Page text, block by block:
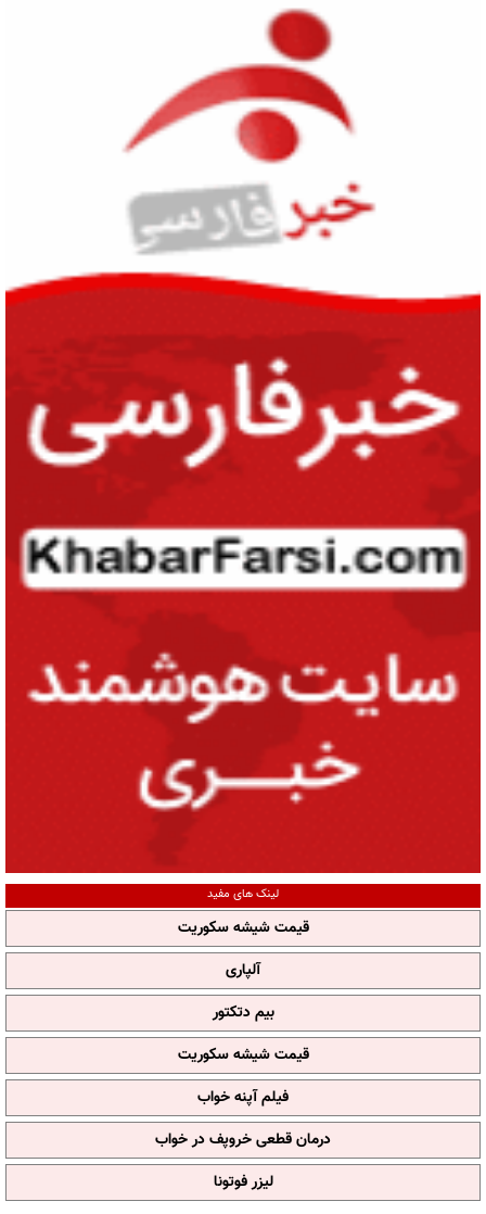
لینک های مفید
قیمت شیشه سکوریت
آلپاری
بیم دتکتور
قیمت شیشه سکوریت
فیلم آپنه خواب
درمان قطعی خروپف در خواب
لیزر فوتونا